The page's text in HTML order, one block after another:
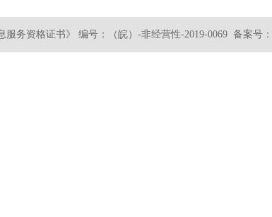
服务资格证书》 编号：（皖）-非经营性-2019-0069 备案号：